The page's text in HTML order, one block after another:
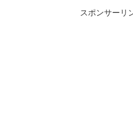
スポンサーリ